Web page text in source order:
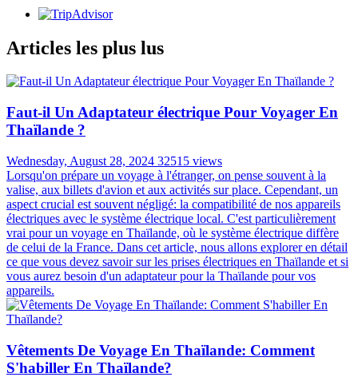
Articles les plus lus
Faut-il Un Adaptateur électrique Pour Voyager En
Thaïlande ?
Wednesday, August 28, 2024 32515 views
Lorsqu'on prépare un voyage à l'étranger, on pense souvent à la
valise, aux billets d'avion et aux activités sur place. Cependant, un
aspect crucial est souvent négligé: la compatibilité de nos appareils
électriques avec le système électrique local. C'est particulièrement
vrai pour un voyage en Thaïlande, où le système électrique diffère
de celui de la France. Dans cet article, nous allons explorer en détail
ce que vous devez savoir sur les prises électriques en Thaïlande et si
vous aurez besoin d'un adaptateur pour la Thaïlande pour vos
appareils.
Vêtements De Voyage En Thaïlande: Comment
S'habiller En Thaïlande?